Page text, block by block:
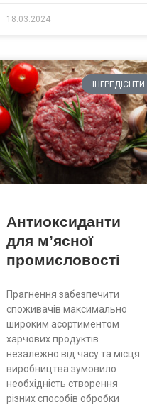
18.03.2024
ІНГРЕДІЄНТИ
Антиоксиданти
для м’ясної
промисловості
Прагнення забезпечити
споживачів максимально
широким асортиментом
харчових продуктів
незалежно від часу та місця
виробництва зумовило
необхідність створення
різних способів обробки